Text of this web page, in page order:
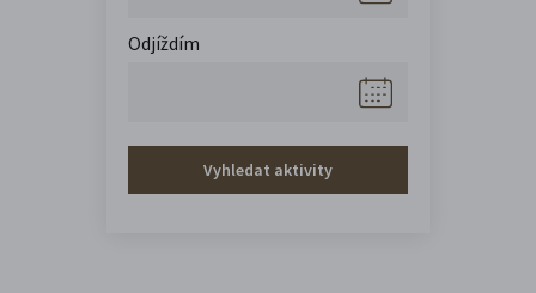
Odjíždím
Vyhledat aktivity